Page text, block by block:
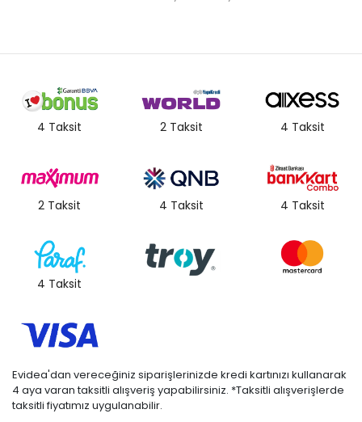
4 Taksit 2 Taksit 4 Taksit
2 Taksit 4 Taksit 4 Taksit
4 Taksit
Evidea'dan vereceğiniz siparişlerinizde kredi kartınızı kullanarak
4 aya varan taksitli alışveriş yapabilirsiniz. *Taksitli alışverişlerde
taksitli fiyatımız uygulanabilir.